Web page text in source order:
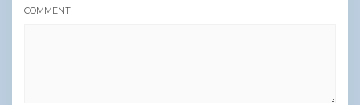
COMMENT